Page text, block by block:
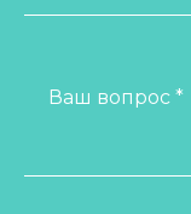
Ваш вопрос *